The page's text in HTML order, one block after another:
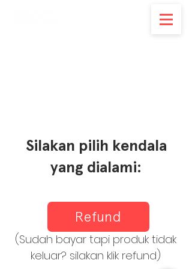
Silakan pilih kendala
yang dialami:
(Sudah bayar tapi produk tidak
keluar? silakan klik refund)
Refund